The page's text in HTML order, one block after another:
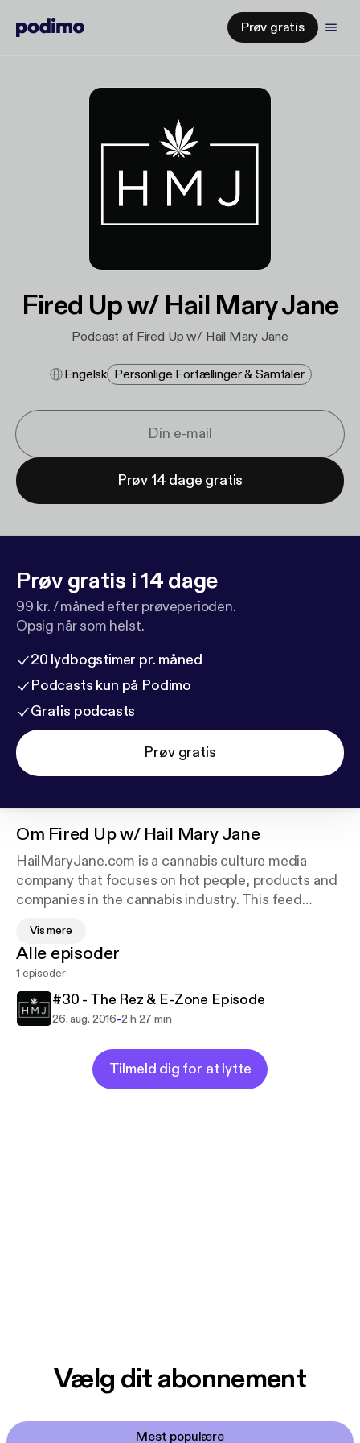
Prøv gratis
Fired Up w/ Hail Mary Jane
Podcast af Fired Up w/ Hail Mary Jane
Engelsk Personlige Fortællinger & Samtaler
Prøv 14 dage gratis
Prøv gratis i 14 dage
99 kr. / måned efter prøveperioden.
Opsig når som helst.
20 lydbogstimer pr. måned
Podcasts kun på Podimo
Gratis podcasts
Prøv gratis
Om Fired Up w/ Hail Mary Jane
HailMaryJane.com is a cannabis culture media
company that focuses on hot people, products and
companies in the cannabis industry. This feed
Fired Up is a podcast to serve as a resource &
platform where HMJ Creator, Lenny G. welcomes
cannabis industry guests and artistic guests and
strives to merge the cultures every episode. We
art, culture, spiritual, sports and life topics. Fire it
Vis mere
Alle episoder
1 episoder
#30 - The Rez & E-Zone Episode
26. aug. 2016-2 h 27 min
Tilmeld dig for at lytte
Vælg dit abonnement
Mest populære